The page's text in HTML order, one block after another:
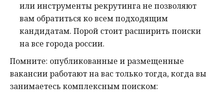
или инструменты рекрутинга не позволяют
вам обратиться ко всем подходящим
кандидатам. Порой стоит расширить поиски
на все города россии.
Помните: опубликованные и размещенные
вакансии работают на вас только тогда, когда вы
занимаетесь комплексным поиском: